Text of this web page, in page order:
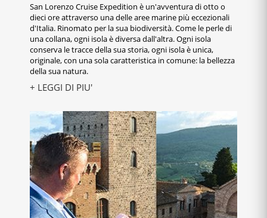
San Lorenzo Cruise Expedition è un'avventura di otto o
dieci ore attraverso una delle aree marine più eccezionali
d'Italia. Rinomato per la sua biodiversità. Come le perle di
una collana, ogni isola è diversa dall'altra. Ogni isola
conserva le tracce della sua storia, ogni isola è unica,
originale, con una sola caratteristica in comune: la bellezza
della sua natura.
+ LEGGI DI PIU'